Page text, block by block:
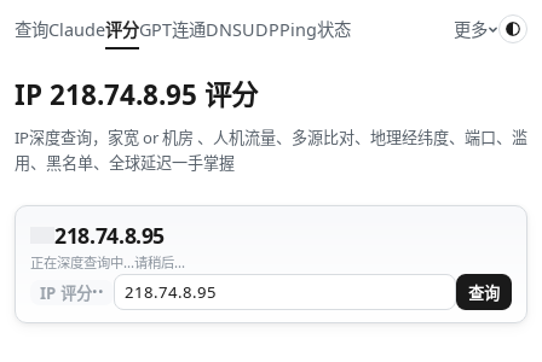
查询Claude评分GPT连通DNSUDPPing状态 更多
IP 218.74.8.95 评分
IP深度查询，家宽 or 机房 、人机流量、多源比对、地理经纬度、端口、滥
用、黑名单、全球延迟一手掌握
218.74.8.95
正在深度查询中...请稍后...
IP 评分·· 查询